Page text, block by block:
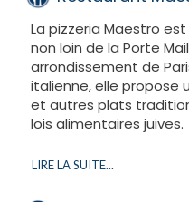
La pizzeria Maestro
non loin de la Porte
arrondissement de
italienne, elle propose
et autres plats
lois alimentaires juives.
Sa proximité avec le
LIRE LA SUITE...